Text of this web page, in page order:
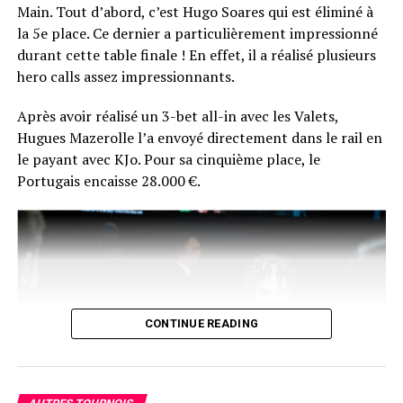
que très peu exprimé sa joie, mais il a tout de même fini
par donner une interview à Comanche.
La réaction du vainqueur fera certainement son petit
bonhomme de chemin sur les réseaux du poker
français… En plus de ça, Chotec risque de se souvenir
longtemps de sa photo d’après-victoire… en peignoir !
Main. Tout d’abord, c’est Hugo Soares qui est éliminé à
la 5e place. Ce dernier a particulièrement impressionné
durant cette table finale ! En effet, il a réalisé plusieurs
hero calls assez impressionnants.
Après avoir réalisé un 3-bet all-in avec les Valets,
Hugues Mazerolle l’a envoyé directement dans le rail en
le payant avec KJo. Pour sa cinquième place, le
Portugais encaisse 28.000 €.
CONTINUE READING